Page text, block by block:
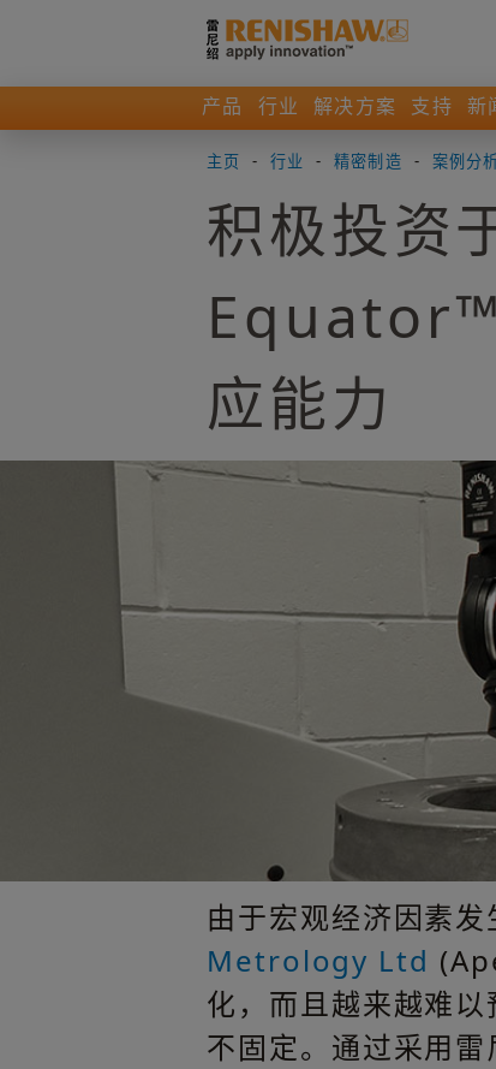
产品 行业 解决方案 支持 新
主页 - 行业 - 精密制造 - 案例分
积极投资
Equator™
应能力
由于宏观经济因素
Metrology Ltd
化，而且越来越难
不固定。通过采用雷